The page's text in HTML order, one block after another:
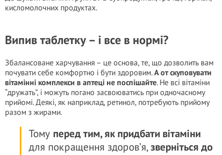
кисломолочних продуктах.
Випив таблетку – і все в нормі?
Збалансоване харчування – це основа, те, що дозволить вам
почувати себе комфортно і бути здоровим.А от скуповувати
вітамінні комплекси в аптеці не поспішайте. Не всі вітаміни
“дружать”, і можуть погано засвоюватись при одночасному
прийомі. Деякі, як наприклад, ретинол, потребують прийому
разом з жирами.
Тому перед тим, як придбати вітаміни
для покращення здоров’я,зверніться до